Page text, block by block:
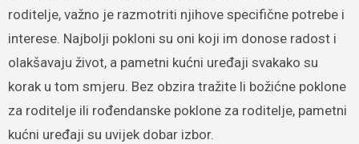
roditelje, važno je razmotriti njihove specifične potrebe i
interese. Najbolji pokloni su oni koji im donose radost i
olakšavaju život, a pametni kućni uređaji svakako su
korak u tom smjeru. Bez obzira tražite li božićne poklone
za roditelje ili rođendanske poklone za roditelje, pametni
kućni uređaji su uvijek dobar izbor.